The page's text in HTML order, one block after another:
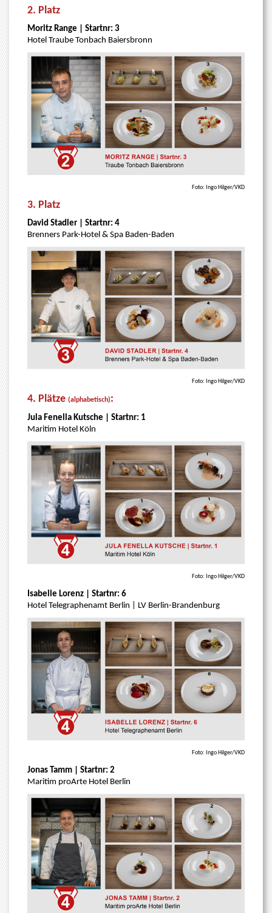
2. Platz
Moritz Range | Startnr: 3
Hotel Traube Tonbach Baiersbronn
Foto: Ingo Hilger/VKD
3. Platz
David Stadler | Startnr: 4
Brenners Park-Hotel & Spa Baden-Baden
Foto: Ingo Hilger/VKD
4. Plätze (alphabetisch):
Jula Fenella Kutsche | Startnr: 1
Maritim Hotel Köln
Foto: Ingo Hilger/VKD
Isabelle Lorenz | Startnr: 6
Hotel Telegraphenamt Berlin | LV Berlin-Brandenburg
Foto: Ingo Hilger/VKD
Jonas Tamm | Startnr: 2
Maritim proArte Hotel Berlin